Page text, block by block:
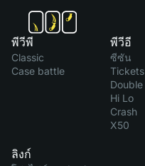
พีวีพี
Classic
Case battle
พีวีอี
ซีซัน
Tickets
Double
Hi Lo
Crash
X50
ลิงก์